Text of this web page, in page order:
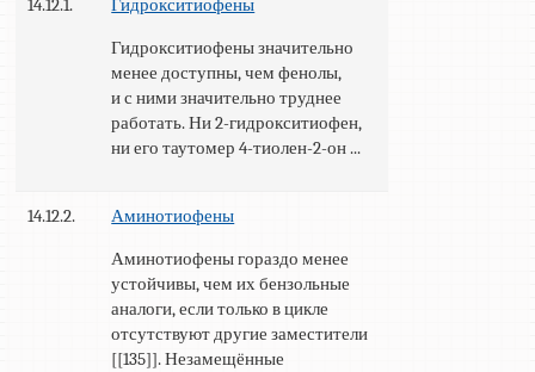
14.12.1.
Гидрокситиофены
Гидрокситиофены значительно
менее доступны, чем фенолы,
и с ними значительно труднее
работать. Ни 2-гидрокситиофен,
ни его таутомер 4-тиолен-2-он ...
14.12.2.
Аминотиофены
Аминотиофены гораздо менее
устойчивы, чем их бензольные
аналоги, если только в цикле
отсутствуют другие заместители
[[135]]. Незамещённые